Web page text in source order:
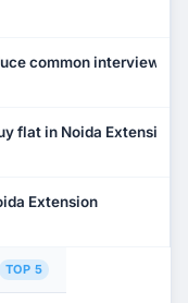
common interview
flat in Noida Extension?
Extension
TOP 5